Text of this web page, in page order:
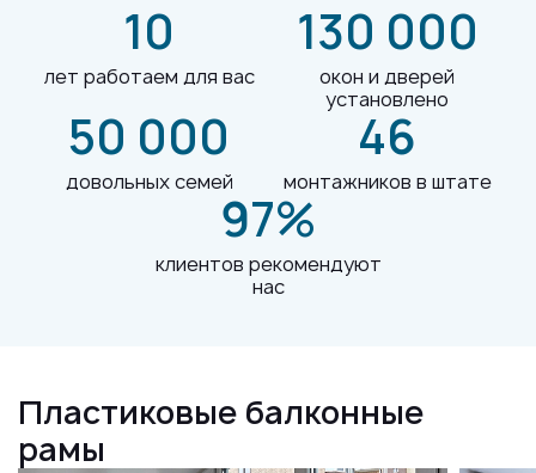
10
лет работаем для вас
130 000
окон и дверей
установлено
46
монтажников в штате
50 000
довольных семей
97%
клиентов рекомендуют
нас
Пластиковые балконные
рамы